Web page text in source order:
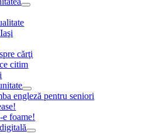
cărţi
citim
engleză pentru seniori
foame!